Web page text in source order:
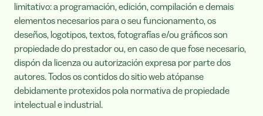
limitativo: a programación, edición, compilación e demais
elementos necesarios para o seu funcionamento, os
deseños, logotipos, textos, fotografías e/ou gráficos son
propiedade do prestador ou, en caso de que fose necesario,
dispón da licenza ou autorización expresa por parte dos
autores. Todos os contidos do sitio web atópanse
debidamente protexidos pola normativa de propiedade
intelectual e industrial.